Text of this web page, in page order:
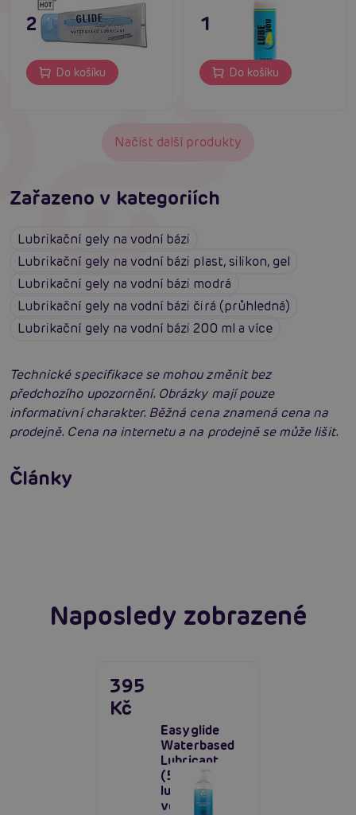
229 Kč
Do košíku
149 Kč
Do košíku
Načíst další produkty
Zařazeno v kategoriích
Lubrikační gely na vodní bázi
Lubrikační gely na vodní bázi plast, silikon, gel
Lubrikační gely na vodní bázi modrá
Lubrikační gely na vodní bázi čirá (průhledná)
Lubrikační gely na vodní bázi 200 ml a více
Technické specifikace se mohou změnit bez
předchozího upozornění. Obrázky mají pouze
informativní charakter. Běžná cena znamená cena na
prodejně. Cena na internetu a na prodejně se může lišit.
Články
Jak na zlepšení a podporu erekce
Číst více
Erotická inteligence: Příručka Sexiomů
Naposledy zobrazené
Easyglide
Waterbased
Lubricant
(500 ml),
lubrikant na
vodní bázi
395
Kč